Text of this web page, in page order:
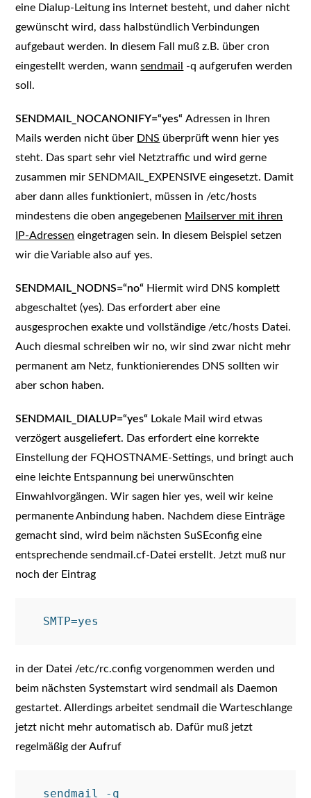
eine Dialup-Leitung ins Internet besteht, und daher nicht
gewünscht wird, dass halbstündlich Verbindungen
aufgebaut werden. In diesem Fall muß z.B. über cron
eingestellt werden, wannsendmail
-q aufgerufen werden
soll.
SENDMAIL_NOCANONIFY=“yes“Adressen in Ihren
Mails werden nicht über DNS überprüft wenn hier yes
steht. Das spart sehr viel Netztraffic und wird gerne
zusammen mir SENDMAIL_EXPENSIVE eingesetzt. Damit
aber dann alles funktioniert, müssen in /etc/hosts
mindestens die oben angegebenen Mailserver mit ihren
IP-Adressen eingetragen sein. In diesem Beispiel setzen
wir die Variable also auf yes.
SENDMAIL_NODNS=“no“ Hiermit wird DNS komplett
abgeschaltet (yes). Das erfordert aber eine
ausgesprochen exakte und vollständige /etc/hosts Datei.
Auch diesmal schreiben wir no, wir sind zwar nicht mehr
permanent am Netz, funktionierendes DNS sollten wir
aber schon haben.
SENDMAIL_DIALUP=“yes“ Lokale Mail wird etwas
verzögert ausgeliefert. Das erfordert eine korrekte
Einstellung der FQHOSTNAME-Settings, und bringt auch
eine leichte Entspannung bei unerwünschten
Einwahlvorgängen. Wir sagen hier yes, weil wir keine
permanente Anbindung haben. Nachdem diese Einträge
gemacht sind, wird beim nächsten SuSEconfig eine
entsprechende sendmail.cf-Datei erstellt. Jetzt muß nur
noch der Eintrag
in der Datei /etc/rc.config vorgenommen werden und
beim nächsten Systemstart wird sendmail als Daemon
gestartet. Allerdings arbeitet sendmail die Warteschlange
jetzt nicht mehr automatisch ab. Dafür muß jetzt
regelmäßig der Aufruf